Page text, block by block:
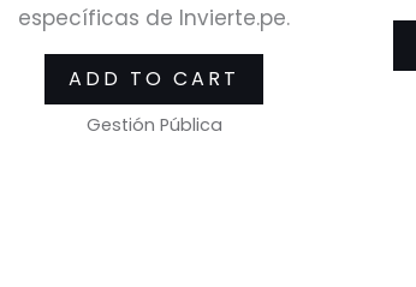
específicas de Invierte.pe.
ADD TO CART
Gestión Pública